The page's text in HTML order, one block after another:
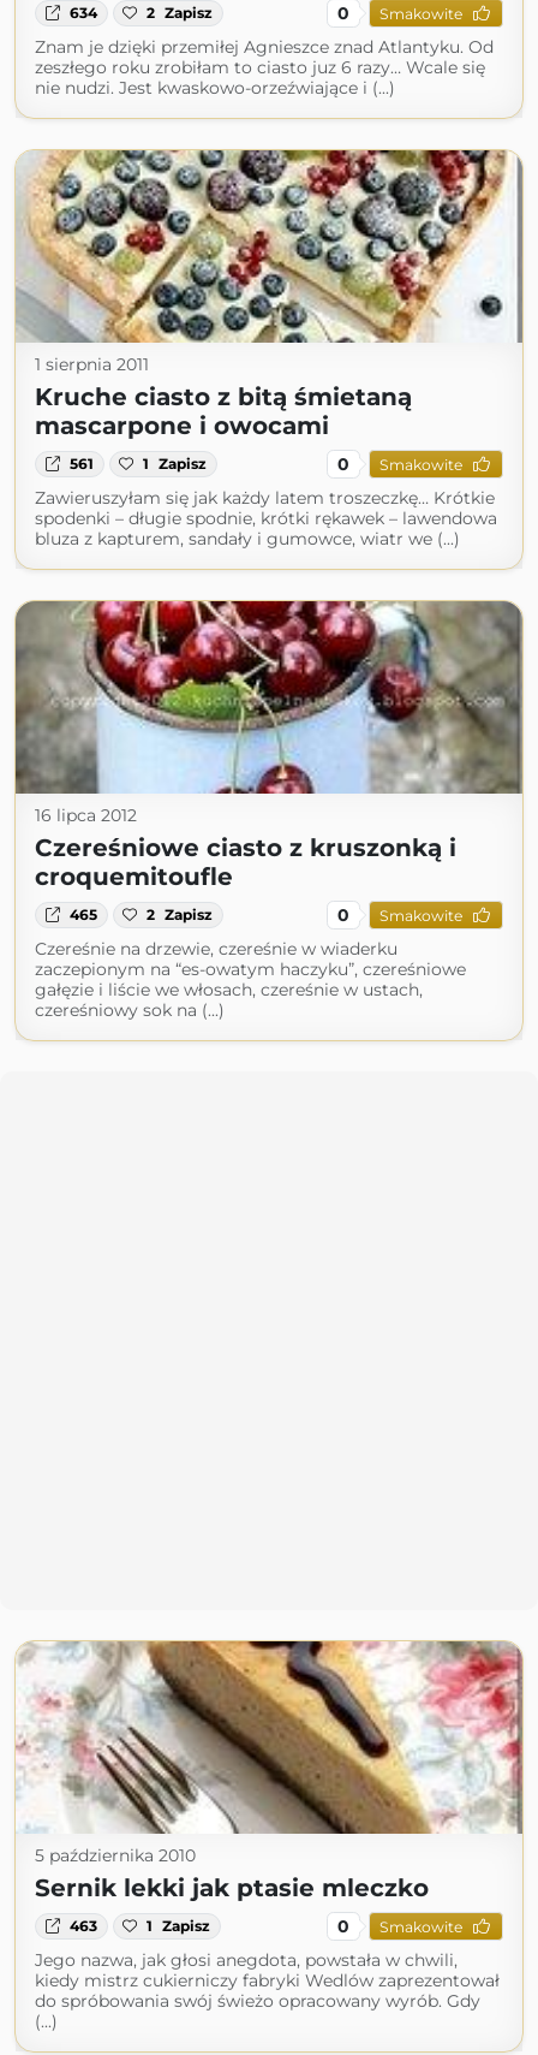
634 2 Zapisz 0 Smakowite
Znam je dzięki przemiłej Agnieszce znad Atlantyku. Od
zeszłego roku zrobiłam to ciasto juz 6 razy… Wcale się
nie nudzi. Jest kwaskowo-orzeźwiające i (...)
1 sierpnia 2011
Kruche ciasto z bitą śmietaną
mascarpone i owocami
561 1 Zapisz 0 Smakowite
Zawieruszyłam się jak każdy latem troszeczkę… Krótkie
spodenki – długie spodnie, krótki rękawek – lawendowa
bluza z kapturem, sandały i gumowce, wiatr we (...)
16 lipca 2012
Czereśniowe ciasto z kruszonką i
croquemitoufle
465 2 Zapisz 0 Smakowite
Czereśnie na drzewie, czereśnie w wiaderku
zaczepionym na “es-owatym haczyku”, czereśniowe
gałęzie i liście we włosach, czereśnie w ustach,
czereśniowy sok na (...)
5 października 2010
Sernik lekki jak ptasie mleczko
463 1 Zapisz 0 Smakowite
Jego nazwa, jak głosi anegdota, powstała w chwili,
kiedy mistrz cukierniczy fabryki Wedlów zaprezentował
do spróbowania swój świeżo opracowany wyrób. Gdy
(...)